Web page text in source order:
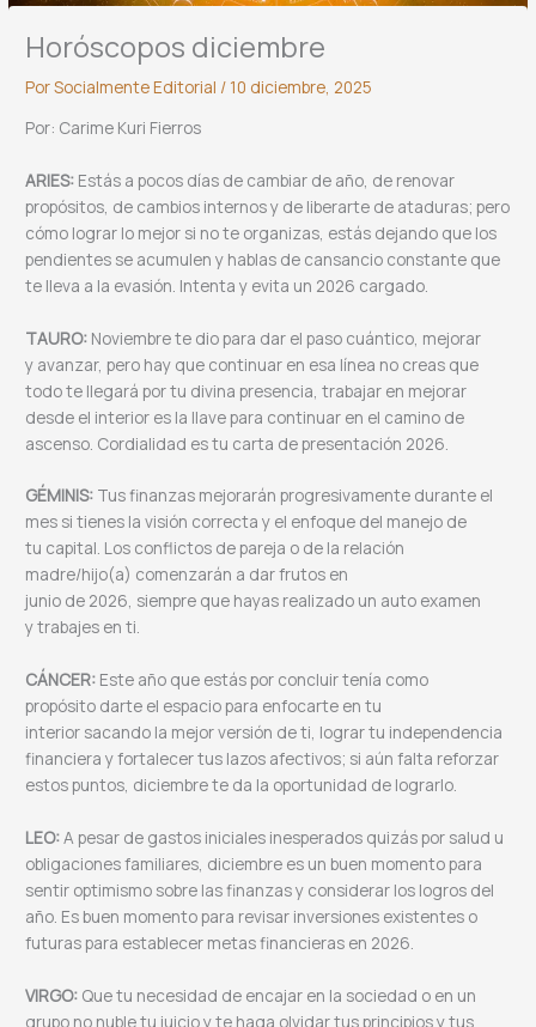
Horóscopos diciembre
PorSocialmente Editorial / 10 diciembre, 2025
Por: Carime Kuri Fierros
ARIES: Estás a pocos días de cambiar de año, de renovar
propósitos, de cambios internos y de liberarte de ataduras; pero
cómo lograr lo mejor si no te organizas, estás dejando que los
pendientes se acumulen y hablas de cansancio constante que
te lleva a la evasión. Intenta y evita un 2026 cargado.
TAURO: Noviembre te dio para dar el paso cuántico, mejorar
y avanzar, pero hay que continuar en esa línea no creas que
todo te llegará por tu divina presencia, trabajar en mejorar
desde el interior es la llave para continuar en el camino de
ascenso. Cordialidad es tu carta de presentación 2026.
GÉMINIS: Tus finanzas mejorarán progresivamente durante el
mes si tienes la visión correcta y el enfoque del manejo de
tu capital. Los conflictos de pareja o de la relación
madre/hijo(a) comenzarán a dar frutos en
junio de 2026, siempre que hayas realizado un auto examen
y trabajes en ti.
CÁNCER: Este año que estás por concluir tenía como
propósito darte el espacio para enfocarte en tu
interior sacando la mejor versión de ti, lograr tu independencia
financiera y fortalecer tus lazos afectivos; si aún falta reforzar
estos puntos, diciembre te da la oportunidad de lograrlo.
LEO:A pesar de gastos iniciales inesperados quizás por salud u
obligaciones familiares, diciembre es un buen momento para
sentir optimismo sobre las finanzas y considerar los logros del
año. Es buen momento para revisar inversiones existentes o
futuras para establecer metas financieras en 2026.
VIRGO: Que tu necesidad de encajar en la sociedad o en un
grupo no nuble tu juicio y te haga olvidar tus principios y tus